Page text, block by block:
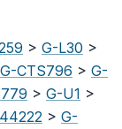
> G-L30 >
G-CTS796 > G-
> G-U1 >
> G-